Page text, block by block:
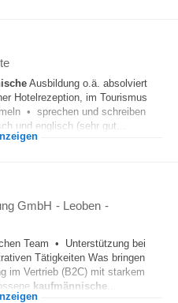
Ausbildung o.ä. absolviert
Hotelrezeption, im Tourismus
• sprechen und schreiben
und englisch (sehr gut...
GmbH - Leoben -
Team • Unterstützung bei
Tätigkeiten Was bringen
im Vertrieb (B2C) mit starkem
kaufmännische